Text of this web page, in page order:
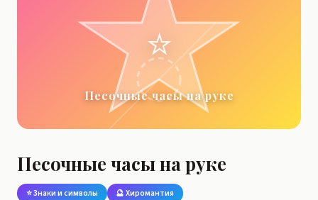
⭐
Песочные часы на руке
Песочные часы на руке
⭐ Знаки и символы 🔮 Хиромантия